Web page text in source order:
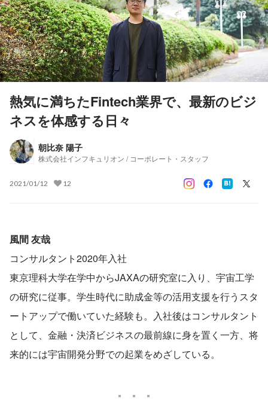
熱気に満ちたFintech業界で、最新のビジ
ネスを体感する日々
朝比奈 陽子
株式会社インフキュリオン / コーポレート・スタッフ
2021/01/12 12
風間 友哉
コンサルタント2020年入社
東京理科大学在学中からJAXAの研究室に入り、宇宙工学
の研究に従事。学生時代に助成金等の活用支援を行うスタ
ートアップで働いていた経験も。入社後はコンサルタント
として、金融・決済ビジネスの最前線に身を置く一方、将
来的には宇宙開発分野での起業をめざしている。